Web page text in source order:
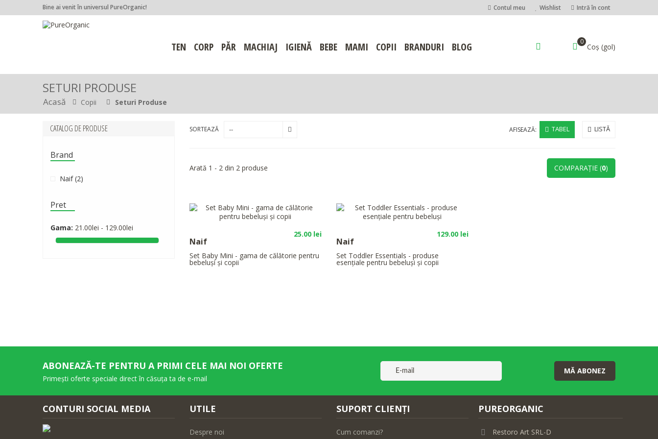
Bine ai venit în universul PureOrganic! Contul meu Wishlist Intră în cont
TEN CORP PĂR MACHIAJ IGIENĂ BEBE MAMI COPII BRANDURI BLOG Coș
0
(gol)
SETURI PRODUSE
Acasă Copii Seturi Produse
CATALOG DE PRODUSE
Brand
Naif(2)
Pret
Gama: 21.00lei - 129.00lei
SORTEAZĂ -- AFISEAZĂ: TABEL LISTĂ
Arată 1 - 2 din 2 produse COMPARAŢIE (0)
25.00 lei
Naif
Set Baby Mini - gama de călătorie pentru
bebeluși și copii
129.00 lei
Naif
Set Toddler Essentials - produse
esențiale pentru bebeluși și copii
ABONEAZĂ-TE PENTRU A PRIMI CELE MAI NOI OFERTE
Primești oferte speciale direct în căsuța ta de e-mail
MĂ ABONEZ
CONTURI SOCIAL MEDIA UTILE
Despre noi
SUPORT CLIENȚI
Cum comanzi?
PUREORGANIC
Restoro Art SRL-D